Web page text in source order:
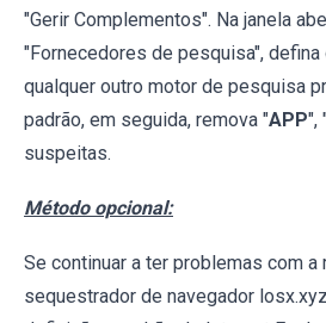
"Gerir Complementos". Na janela
"Fornecedores de pesquisa", defina
qualquer outro motor de pesquisa
padrão, em seguida, remova "APP",
suspeitas.
Método opcional:
Se continuar a ter problemas com a
sequestrador de navegador